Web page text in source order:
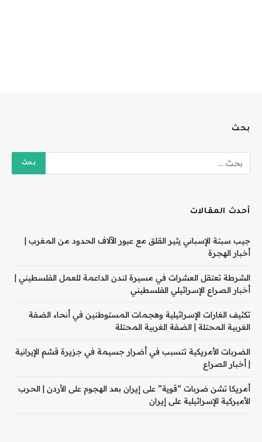
بحث
أحدث المقالات
جيب سبتة الإسباني يثير القلق مع عبور الآلاف الحدود من المغرب |
أخبار الهجرة
الشرطة تعتقل العشرات في مسيرة لندن الداعمة للعمل الفلسطيني |
أخبار الصراع الإسرائيلي الفلسطيني
تكثيف الغارات الإسرائيلية وهجمات المستوطنين في أنحاء الضفة
الغربية المحتلة | الضفة الغربية المحتلة
الضربات الأمريكية تتسبب في أضرار جسيمة في جزيرة قشم الإيرانية
| أخبار الصراع
أمريكا تشن ضربات “قوية” على إيران بعد الهجوم على الأردن | الحرب
الأميركية الإسرائيلية على إيران